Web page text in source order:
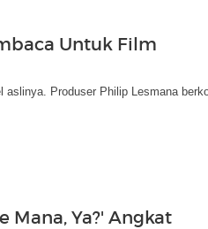
Untuk Film
Produser Philip Lesmana
Mana, Ya?' Angkat